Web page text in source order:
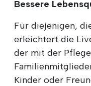
Bessere
Für diejenigen,
erleichtert die
der mit der
Kinder oder